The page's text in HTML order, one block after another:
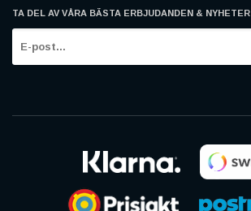
TA DEL AV VÅRA BÄSTA ERBJUDANDEN & NYHETER